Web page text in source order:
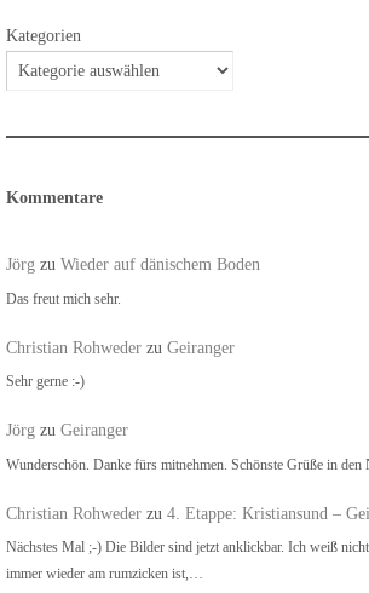
Kategorien
Kommentare
Jörg zu Wieder auf dänischem Boden
Das freut mich sehr.
Christian Rohweder zu Geiranger
Sehr gerne :-)
Jörg zu Geiranger
Wunderschön. Danke fürs mitnehmen. Schönste Grüße in den
Christian Rohweder zu 4. Etappe: Kristiansund –
Nächstes Mal ;-) Die Bilder sind jetzt anklickbar. Ich weiß
immer wieder am rumzicken ist,…